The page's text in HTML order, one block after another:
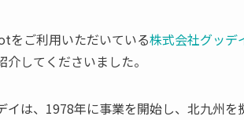
をご利用いただいている株式会社グッデ
介してくださいました。
イは、1978年に事業を開始し、北九州